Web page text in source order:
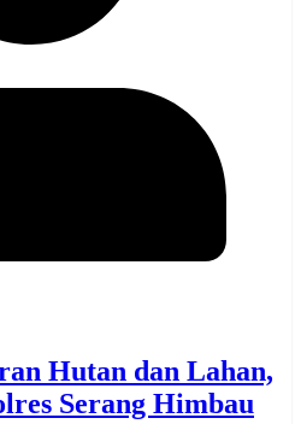
Hutan dan Lahan,
Serang Himbau